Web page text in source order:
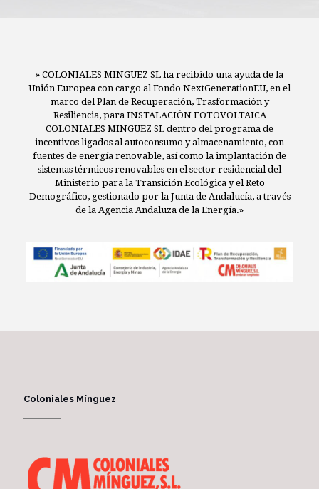
» COLONIALES MINGUEZ SL ha recibido una ayuda de la
Unión Europea con cargo al Fondo NextGenerationEU, en el
marco del Plan de Recuperación, Trasformación y
Resiliencia, para INSTALACIÓN FOTOVOLTAICA
COLONIALES MINGUEZ SL dentro del programa de
incentivos ligados al autoconsumo y almacenamiento, con
fuentes de energía renovable, así como la implantación de
sistemas térmicos renovables en el sector residencial del
Ministerio para la Transición Ecológica y el Reto
Demográfico, gestionado por la Junta de Andalucía, a través
de la Agencia Andaluza de la Energía.»
Coloniales Mínguez